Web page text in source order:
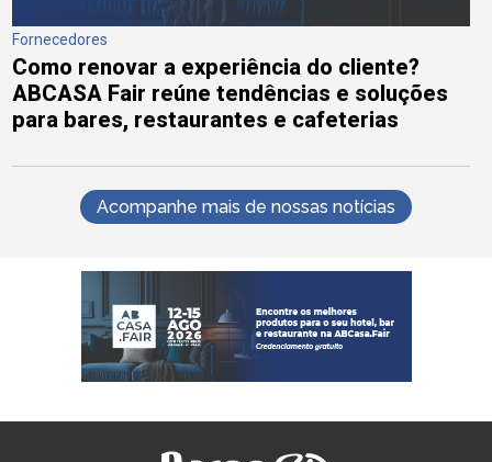
Fornecedores
Como renovar a experiência do cliente?
ABCASA Fair reúne tendências e soluções
para bares, restaurantes e cafeterias
Acompanhe mais de nossas notícias